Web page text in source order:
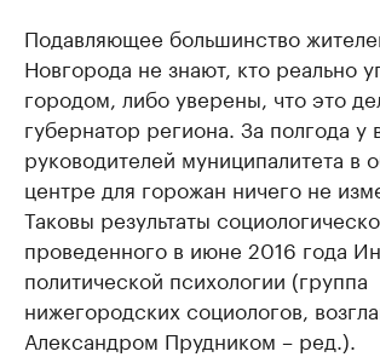
Подавляющее большинство
Новгорода не знают, кто реально
городом, либо уверены, что это
губернатор региона. За полгода у
руководителей муниципалитета в
центре для горожан ничего не
Таковы результаты
проведенного в июне 2016 года
политической психологии (группа
нижегородских социологов,
Александром Прудником ​– ред.).